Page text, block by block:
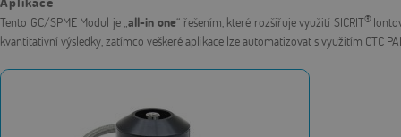
Tento GC/SPME Modul je „all-in one“ řešením, které rozšiřuje využití SICRIT®
kvantitativní výsledky, zatímco veškeré aplikace lze automatizovat s využitím CTC